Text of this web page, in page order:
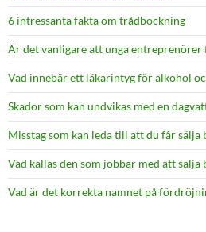
6 intressanta fakta om trådbockning
Är det vanligare att unga
Vad innebär ett läkarintyg för alkohol
Skador som kan undvikas med en
Misstag som kan leda till att du får sälja
Vad kallas den som jobbar med att sälja
Vad är det korrekta namnet på